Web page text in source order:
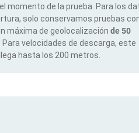
momento de la prueba. Para los
solo conservamos pruebas
máxima de geolocalización de 50
. Para velocidades de descarga, este
hasta los 200 metros.